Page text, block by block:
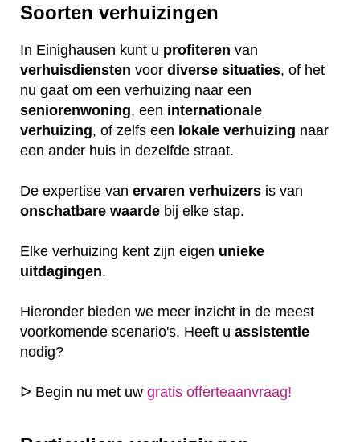
Soorten verhuizingen
In Einighausen kunt u profiteren van
verhuisdiensten voor diverse situaties, of het
nu gaat om een verhuizing naar een
seniorenwoning, een internationale
verhuizing, of zelfs een lokale verhuizing naar
een ander huis in dezelfde straat.
De expertise van ervaren verhuizers is van
onschatbare waarde bij elke stap.
Elke verhuizing kent zijn eigen unieke
uitdagingen.
Hieronder bieden we meer inzicht in de meest
voorkomende scenario's. Heeft u assistentie
nodig?
ᐅ Begin nu met uw gratis offerteaanvraag!